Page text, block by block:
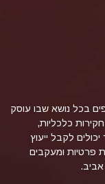
בכל נושא שבו עוסק
כלכליות,
לקבל ייעוץ
פרטיות ומעקבים